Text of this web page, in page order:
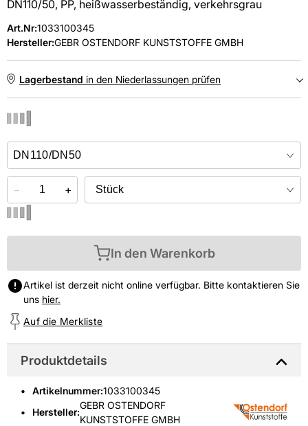
DN110/50, PP, heißwasserbeständig, verkehrsgrau
Art.Nr:1033100345
Hersteller:GEBR OSTENDORF KUNSTSTOFFE GMBH
Lagerbestand in den Niederlassungen prüfen
Online kaufen &
− +
In den Warenkorb
Artikel ist derzeit nicht online verfügbar. Bitte kontaktieren Sie
uns hier.
Auf die Merkliste
Produktdetails
Artikelnummer:1033100345
Hersteller:
GEBR OSTENDORF
KUNSTSTOFFE GMBH